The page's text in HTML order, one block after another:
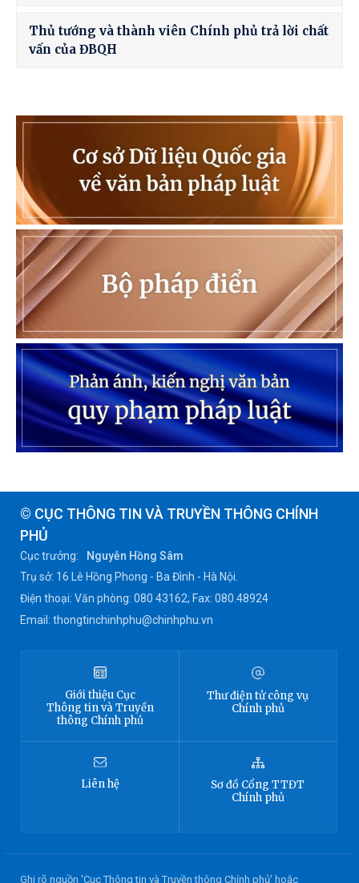
Thủ tướng và thành viên Chính phủ trả lời chất
vấn của ĐBQH
© CỤC THÔNG TIN VÀ TRUYỀN THÔNG CHÍNH
PHỦ
Cục trưởng:
Nguyễn Hồng Sâm
Trụ sở: 16 Lê Hồng Phong - Ba Đình - Hà Nội.
Điện thoại: Văn phòng: 080 43162; Fax: 080.48924
Email: thongtinchinhphu@chinhphu.vn
Giới thiệu Cục
Thông tinvà Truyền
thông Chính phủ
Thư điện tử công vụ
Chính phủ
Liên hệ Sơ đồ Cổng TTĐT
Chính phủ
Ghi rõ nguồn 'Cục Thông tin và Truyền thông Chính phủ' hoặc